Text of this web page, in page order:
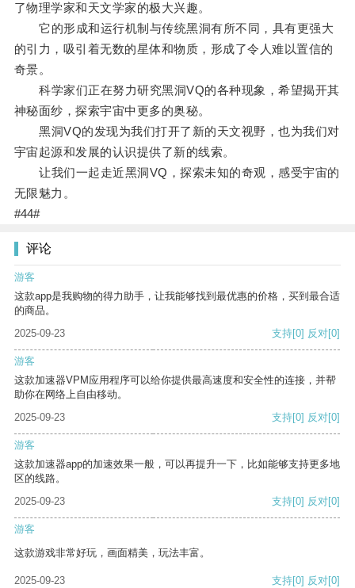
了物理学家和天文学家的极大兴趣。
它的形成和运行机制与传统黑洞有所不同，具有更强大
的引力，吸引着无数的星体和物质，形成了令人难以置信的
奇景。
科学家们正在努力研究黑洞VQ的各种现象，希望揭开其
神秘面纱，探索宇宙中更多的奥秘。
黑洞VQ的发现为我们打开了新的天文视野，也为我们对
宇宙起源和发展的认识提供了新的线索。
让我们一起走近黑洞VQ，探索未知的奇观，感受宇宙的
无限魅力。
#44#
评论
游客
这款app是我购物的得力助手，让我能够找到最优惠的价格，买到最合适
的商品。
2025-09-23
支持[0] 反对[0]
游客
这款加速器VPM应用程序可以给你提供最高速度和安全性的连接，并帮
助你在网络上自由移动。
2025-09-23
支持[0] 反对[0]
游客
这款加速器app的加速效果一般，可以再提升一下，比如能够支持更多地
区的线路。
2025-09-23
支持[0] 反对[0]
游客
这款游戏非常好玩，画面精美，玩法丰富。
2025-09-23 支持[0] 反对[0]